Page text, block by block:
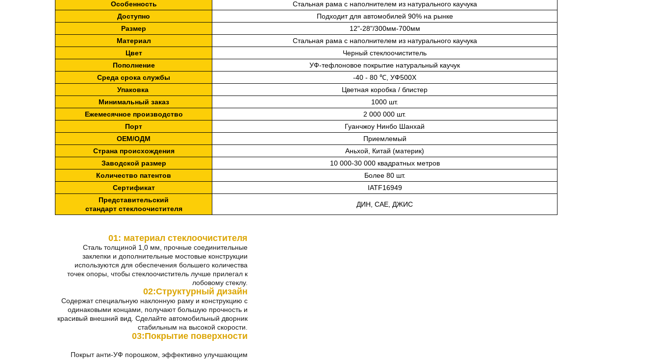
Особенность
Стальная рама с наполнителем из натурального каучука
Доступно
Подходит для автомобилей 90% на рынке
Размер
12"-28"/300мм-700мм
Материал
Стальная рама с наполнителем из натурального каучука
Цвет
Черный стеклоочиститель
Пополнение
УФ-тефлоновое покрытие натуральный каучук
Среда срока службы
-40 - 80 ℃, УФ500Х
Упаковка
Цветная коробка / блистер
Минимальный заказ
1000 шт.
Ежемесячное производство
2 000 000 шт.
Порт
Гуанчжоу Нинбо Шанхай
ОЕМ/ОДМ
Приемлемый
Страна происхождения
Аньхой, Китай (материк)
Заводской размер
10 000-30 000 квадратных метров
Количество патентов
Более 80 шт.
Сертификат
IATF16949
Представительский
стандартстеклоочистителя
ДИН, САЕ, ДЖИС
01: материал стеклоочистителя
Сталь толщиной 1,0 мм, прочные соединительные
заклепки и дополнительные мостовые конструкции
используются для обеспечения большего количества
точек опоры, чтобы стеклоочиститель лучше прилегал к
лобовому стеклу.
02:Структурный дизайн
Содержат специальную наклонную раму и конструкцию с
одинаковыми концами, получают большую прочность и
красивый внешний вид. Сделайте автомобильный дворник
стабильным на высокой скорости.
03:Покрытие поверхности
Покрыт анти-УФ порошком, эффективно улучшающим